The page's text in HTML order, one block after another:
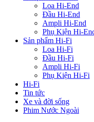
Loa Hi-End
Đầu Hi-End
Ampli Hi-End
Phụ Kiện Hi-
Sản phẩm Hi-Fi
Loa Hi-Fi
Đầu Hi-Fi
Ampli Hi-Fi
Phụ Kiện Hi-Fi
Hi-Fi
Tin tức
Xe và đời sống
Phim Nước Ngoài